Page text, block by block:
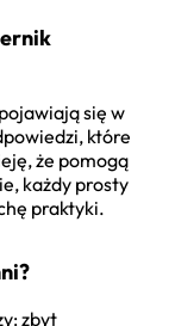
się w
które
że pomogą
każdy prosty
praktyki.
zbyt